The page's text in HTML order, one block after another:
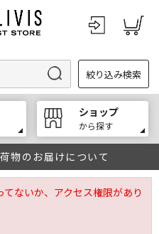
絞り込み検索
ショップ
から探す
物のお届けについて
ないか、アクセス権限があり